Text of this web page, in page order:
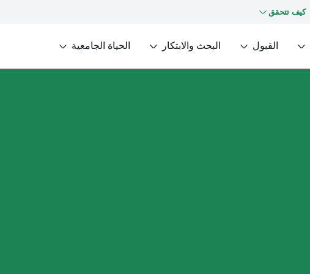
كيف تتحقق
القبول البحث والابتكار الحياة الجامعية